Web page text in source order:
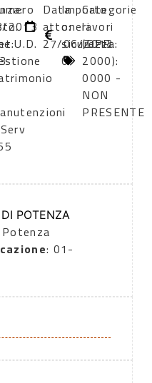
2013
Data
atto:
27/06/2013
Importo
oneri
sicurezza:
0
Categorie
lavori
(DPR
2000):
0000 -
NON
PRESENTE
POTENZA
: 01-